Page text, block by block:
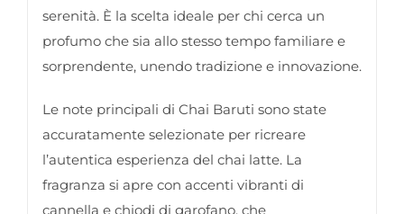
serenità. È la scelta ideale per chi cerca un
profumo che sia allo stesso tempo familiare e
sorprendente, unendo tradizione e innovazione.
Le note principali di Chai Baruti sono state
accuratamente selezionate per ricreare
l’autentica esperienza del chai latte. La
fragranza si apre con accenti vibranti di
cannella e chiodi di garofano, che